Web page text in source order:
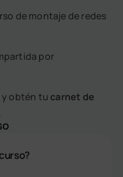
de montaje de redes
por
y obtén tu carnet de